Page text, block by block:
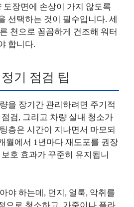
도장면에 손상이 가지 않도록
선택하는 것이 필수입니다. 세
천으로 꼼꼼하게 건조해 워터
합니다.
기 점검 팁
을 장기간 관리하려면 주기적
검, 그리고 차량 실내 청소가
층은 시간이 지나면서 마모되
월에서 1년마다 재도포를 권장
호 효과가 꾸준히 유지됩니
야 하는데, 먼지, 얼룩, 악취를
으로 청소하고, 가죽이나 플라